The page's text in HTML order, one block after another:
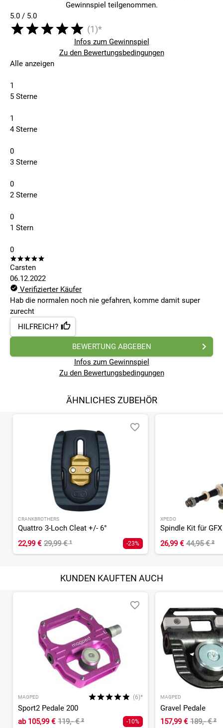
Gewinnspiel teilgenommen.
5.0 / 5.0
(1)*
Infos zum Gewinnspiel
Zu den Bewertungsbedingungen
Alle anzeigen
1
5 Sterne
1
4 Sterne
0
3 Sterne
0
2 Sterne
0
1 Stern
0
Carsten
06.12.2022
Verifizierter Käufer
Hab die normalen noch nie gefahren, komme damit super
zurecht
HILFREICH?
BEWERTUNG ABGEBEN
Infos zum Gewinnspiel
Zu den Bewertungsbedingungen
ÄHNLICHES ZUBEHÖR
CRANKBROTHERS
Quattro 3-Loch Cleat +/- 6°
22,99 € 29,99 €¹ -23%
XPEDO
Spindle Kit für
26,99 € 44,95 €²
KUNDEN KAUFTEN AUCH
MAGPED (6)*
Sport2 Pedale 200
ab105,99 € 119,- €² -10%
MAGPED
Gravel Pedale
157,99 € 189,- €²